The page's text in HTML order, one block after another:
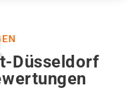
Düsseldorf